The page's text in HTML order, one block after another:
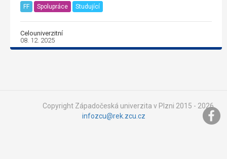
FF Spolupráce Studující
Celouniverzitní
08. 12. 2025
Copyright Západočeská univerzita v Plzni 2015 - 2026,
infozcu@rek.zcu.cz